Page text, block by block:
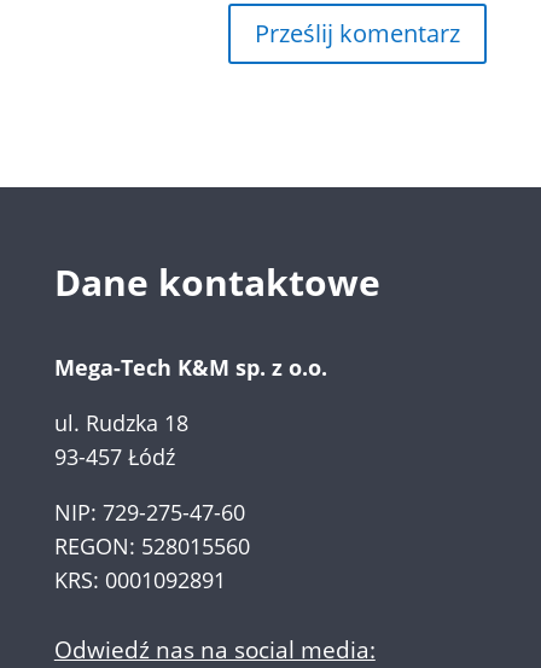
Dane kontaktowe
Mega-Tech K&M sp. z o.o.
ul. Rudzka 18
93-457 Łódź
NIP: 729-275-47-60
REGON: 528015560
KRS: 0001092891
Odwiedź nas na social media: